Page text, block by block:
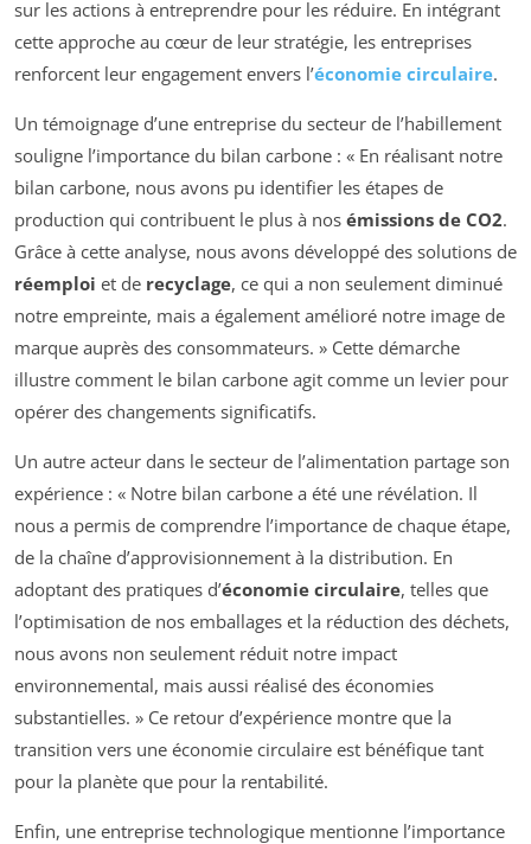
sur les actions à entreprendre pour les réduire. En intégrant
cette approche au cœur de leur stratégie, les entreprises
renforcent leur engagement envers l’économie circulaire.
Un témoignage d’une entreprise du secteur de l’habillement
souligne l’importance du bilan carbone : « En réalisant notre
bilan carbone, nous avons pu identifier les étapes de
production qui contribuent le plus à nos émissions de CO2.
Grâce à cette analyse, nous avons développé des solutions de
réemploi et de recyclage, ce qui a non seulement diminué
notre empreinte, mais a également amélioré notre image de
marque auprès des consommateurs. » Cette démarche
illustre comment le bilan carbone agit comme un levier pour
opérer des changements significatifs.
Un autre acteur dans le secteur de l’alimentation partage son
expérience : « Notre bilan carbone a été une révélation. Il
nous a permis de comprendre l’importance de chaque étape,
de la chaîne d’approvisionnement à la distribution. En
adoptant des pratiques d’économie circulaire, telles que
l’optimisation de nos emballages et la réduction des déchets,
nous avons non seulement réduit notre impact
environnemental, mais aussi réalisé des économies
substantielles. » Ce retour d’expérience montre que la
transition vers une économie circulaire est bénéfique tant
pour la planète que pour la rentabilité.
Enfin, une entreprise technologique mentionne l’importance